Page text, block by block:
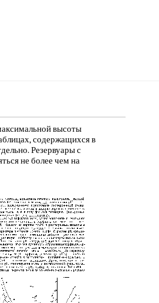
высоты
содержащихся в
Резервуары с
не более чем на